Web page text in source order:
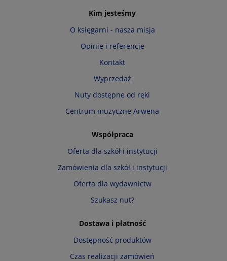
Kim jesteśmy
O księgarni - nasza misja
Opinie i referencje
Kontakt
Wyprzedaż
Nuty dostępne od ręki
Centrum muzyczne Arwena
Współpraca
Oferta dla szkół i instytucji
Zamówienia dla szkół i instytucji
Oferta dla wydawnictw
Szukasz nut?
Dostawa i płatność
Dostępność produktów
Czas realizacji zamówień